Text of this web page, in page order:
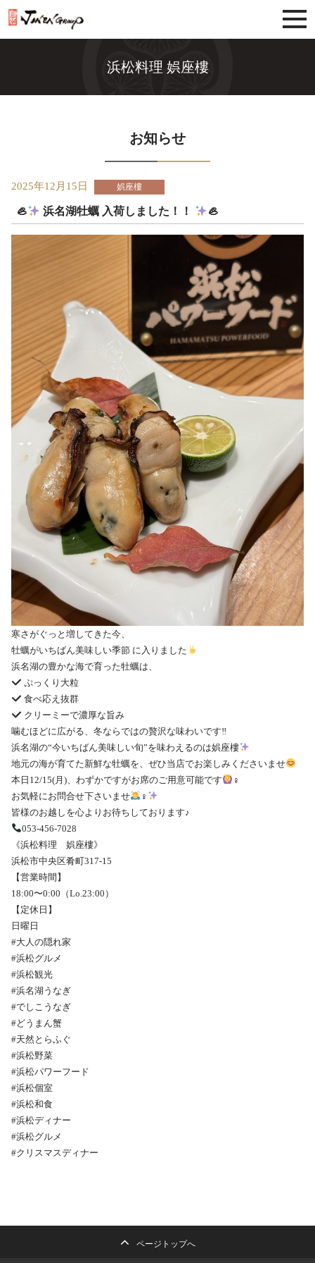
浜松料理 娯座樓
お知らせ
2025年12月15日 娯座樓
🦪 浜名湖牡蠣 入荷しました！！ 🦪
寒さがぐっと増してきた今、
牡蠣がいちばん美味しい季節 に入りました
浜名湖の豊かな海で育った牡蠣は、
ぷっくり大粒
食べ応え抜群
クリーミーで濃厚な旨み
噛むほどに広がる、冬ならではの贅沢な味わいです‼︎
浜名湖の“今いちばん美味しい旬”を味わえるのは娯座樓
地元の海が育てた新鮮な牡蠣を、ぜひ当店でお楽しみくださいませ
本日12/15(月)、わずかですがお席のご用意可能です
‍♀️
お気軽にお問合せ下さいませ
‍♀️
皆様のお越しを心よりお待ちしております♪
053-456-7028
《浜松料理 娯座樓》
浜松市中央区肴町317-15
【営業時間】
18:00〜0:00（Lo.23:00）
【定休日】
日曜日
#大人の隠れ家
#浜松グルメ
#浜松観光
#浜名湖うなぎ
#でしこうなぎ
#どうまん蟹
#天然とらふぐ
#浜松野菜
#浜松パワーフード
#浜松個室
#浜松和食
#浜松ディナー
#浜松グルメ
#クリスマスディナー
ページトップへ